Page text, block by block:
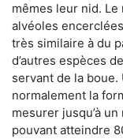
mêmes leur nid.
alvéoles
très similaire à du
d’autres espèces
servant de la
normalement la
mesurer jusqu’à
pouvant atteindre